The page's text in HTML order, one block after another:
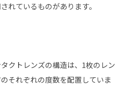
れているものがあります。
クトレンズの構造は、1枚のレン
それぞれの度数を配置していま